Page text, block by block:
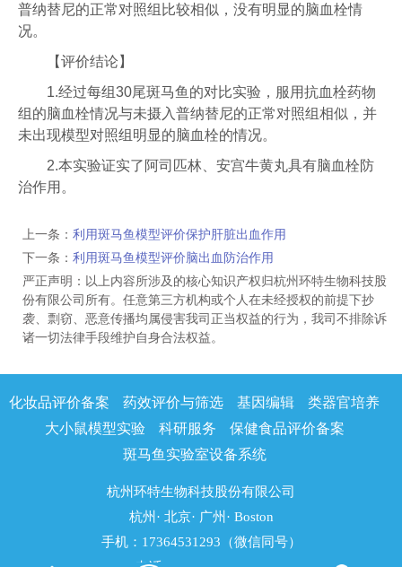
普纳替尼的正常对照组比较相似，没有明显的脑血栓情
况。
【评价结论】
1.经过每组30尾斑马鱼的对比实验，服用抗血栓药物
组的脑血栓情况与未摄入普纳替尼的正常对照组相似，并
未出现模型对照组明显的脑血栓的情况。
2.本实验证实了阿司匹林、安宫牛黄丸具有脑血栓防
治作用。
上一条： 利用斑马鱼模型评价保护肝脏出血作用
下一条： 利用斑马鱼模型评价脑出血防治作用
严正声明：以上内容所涉及的核心知识产权归杭州环特生物科技股
份有限公司所有。任意第三方机构或个人在未经授权的前提下抄
袭、剽窃、恶意传播均属侵害我司正当权益的行为，我司不排除诉
诸一切法律手段维护自身合法权益。
化妆品评价备案 药效评价与筛选 基因编辑
类器官培养
大小鼠模型实验
科研服务
保健食品评价备案
斑马鱼实验室设备系统
杭州环特生物科技股份有限公司
杭州· 北京· 广州· Boston
手机：17364531293（微信同号）